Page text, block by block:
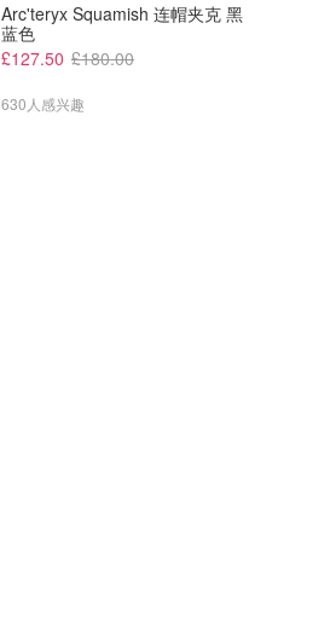
Arc'teryx Squamish 连帽夹克 黑
蓝色
£127.50 £180.00
630人感兴趣